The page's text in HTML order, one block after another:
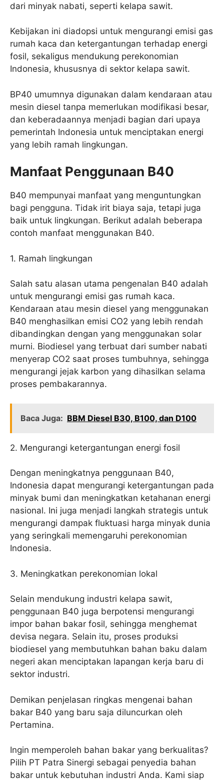
dari minyak nabati, seperti kelapa sawit.
Kebijakan ini diadopsi untuk mengurangi emisi gas
rumah kaca dan ketergantungan terhadap energi
fosil, sekaligus mendukung perekonomian
Indonesia, khususnya di sektor kelapa sawit.
BP40 umumnya digunakan dalam kendaraan atau
mesin diesel tanpa memerlukan modifikasi besar,
dan keberadaannya menjadi bagian dari upaya
pemerintah Indonesia untuk menciptakan energi
yang lebih ramah lingkungan.
Manfaat Penggunaan B40
B40 mempunyai manfaat yang menguntungkan
bagi pengguna. Tidak irit biaya saja, tetapi juga
baik untuk lingkungan. Berikut adalah beberapa
contoh manfaat menggunakan B40.
1. Ramah lingkungan
Salah satu alasan utama pengenalan B40 adalah
untuk mengurangi emisi gas rumah kaca.
Kendaraan atau mesin diesel yang menggunakan
B40 menghasilkan emisi CO2 yang lebih rendah
dibandingkan dengan yang menggunakan solar
murni. Biodiesel yang terbuat dari sumber nabati
menyerap CO2 saat proses tumbuhnya, sehingga
mengurangi jejak karbon yang dihasilkan selama
proses pembakarannya.
Baca Juga: BBM Diesel B30, B100, dan D100
2. Mengurangi ketergantungan energi fosil
Dengan meningkatnya penggunaan B40,
Indonesia dapat mengurangi ketergantungan pada
minyak bumi dan meningkatkan ketahanan energi
nasional. Ini juga menjadi langkah strategis untuk
mengurangi dampak fluktuasi harga minyak dunia
yang seringkali memengaruhi perekonomian
Indonesia.
3. Meningkatkan perekonomian lokal
Selain mendukung industri kelapa sawit,
penggunaan B40 juga berpotensi mengurangi
impor bahan bakar fosil, sehingga menghemat
devisa negara. Selain itu, proses produksi
biodiesel yang membutuhkan bahan baku dalam
negeri akan menciptakan lapangan kerja baru di
sektor industri.
Demikan penjelasan ringkas mengenai bahan
bakar B40 yang baru saja diluncurkan oleh
Pertamina.
Ingin memperoleh bahan bakar yang berkualitas?
Pilih PT Patra Sinergi sebagai penyedia bahan
bakar untuk kebutuhan industri Anda. Kami siap